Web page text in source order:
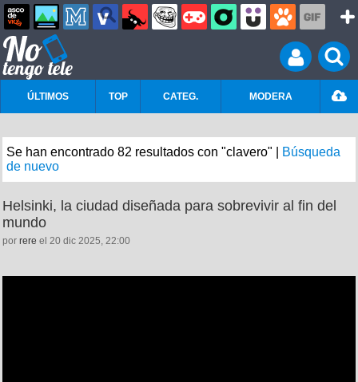
ÚLTIMOS TOP CATEG. MODERA
Se han encontrado 82 resultados con "clavero" |
Búsqueda
de nuevo
Helsinki, la ciudad diseñada para sobrevivir al fin del
mundo
por rere el 20 dic 2025, 22:00